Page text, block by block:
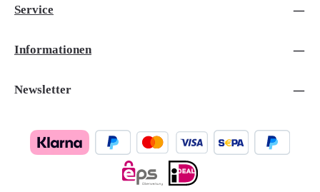
Service
Informationen
Newsletter